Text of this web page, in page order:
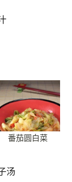
番茄圆白菜
汤